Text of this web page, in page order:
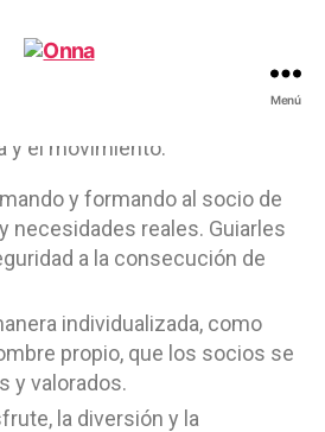
Menú
y el movimiento.
y formando al socio de
necesidades reales. Guiarles
a la consecución de
individualizada, como
propio, que los socios se
y valorados.
la diversión y la